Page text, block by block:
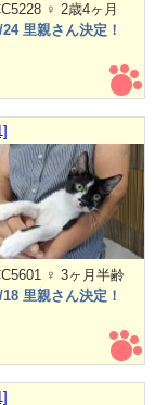
♀ 2歳4ヶ月
24 里親さん決定！
♀ 3ヶ月半齢
18 里親さん決定！